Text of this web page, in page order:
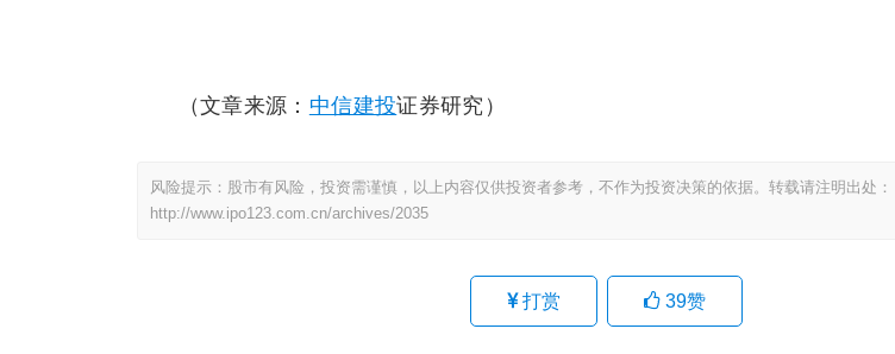
（文章来源： 中信建投证券研究）
风险提示：股市有风险，投资需谨慎，以上内容仅供投资者参考，不作为投资决策的依据。转载请注明出处：
http://www.ipo123.com.cn/archives/2035
打赏 39赞